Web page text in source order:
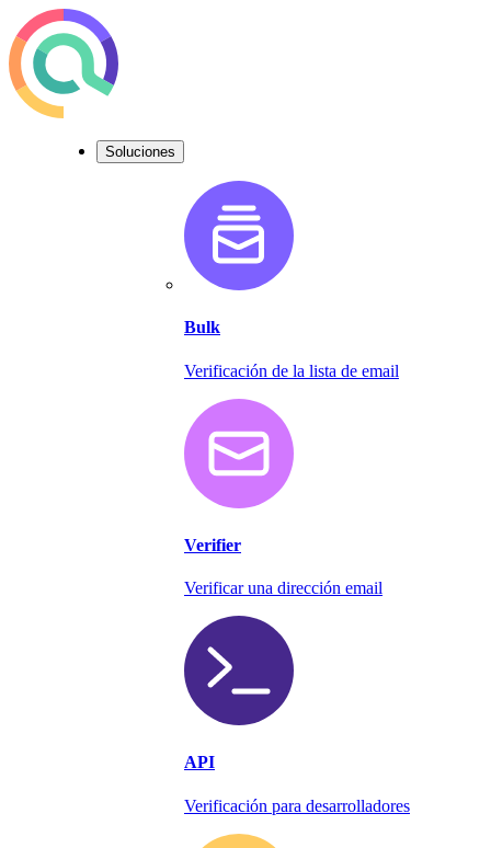
Soluciones
Bulk
Verificación de la lista de email
Verifier
Verificar una dirección email
API
Verificación para desarrolladores